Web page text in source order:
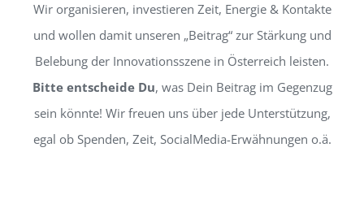
Wir organisieren, investieren Zeit, Energie & Kontakte
und wollen damit unseren „Beitrag“ zur Stärkung und
Belebung der Innovationsszene in Österreich leisten.
Bitte entscheide Du, was Dein Beitrag im Gegenzug
sein könnte! Wir freuen uns über jede Unterstützung,
egal ob Spenden, Zeit, SocialMedia-Erwähnungen o.ä.